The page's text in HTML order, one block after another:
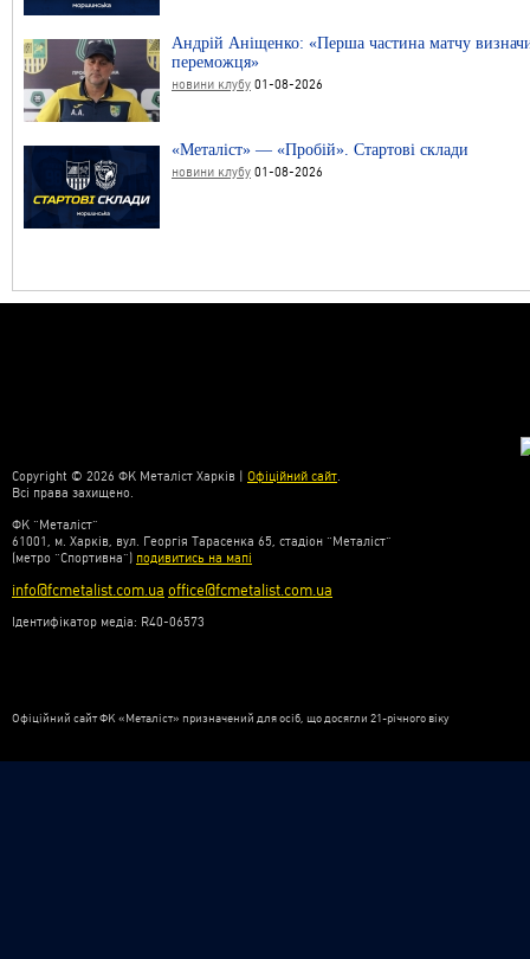
Андрій Аніщенко: «Перша частина матчу
переможця»
новини клубу 01-08-2026
«Металіст» — «Пробій». Стартові склади
новини клубу 01-08-2026
Copyright © 2026 ФК Металіст Харків | Офіційний сайт.
Всі права захищено.
ФК “Металіст”
61001, м. Харків, вул. Георгія Тарасенка 65, стадіон “Металіст”
(метро “Спортивна”) подивитись на мапі
info@fcmetalist.com.ua office@fcmetalist.com.ua
Ідентифікатор медіа: R40-06573
Офіційний сайт ФК «Металіст» призначений для осіб, що досягли 21-річного віку